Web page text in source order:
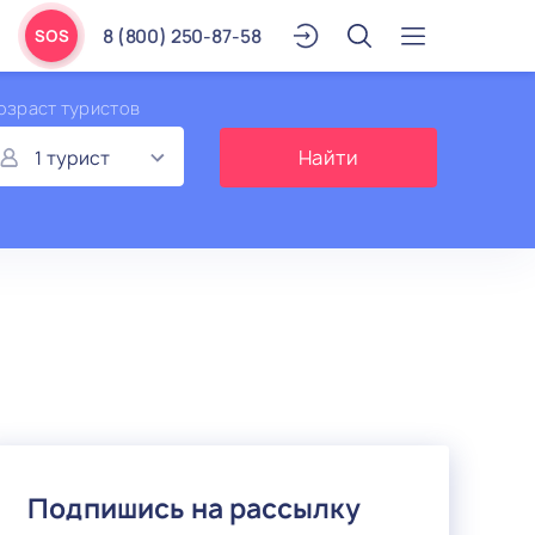
SOS 8 (800) 250-87-58
туристов
1 турист
Подпишись на рассылку